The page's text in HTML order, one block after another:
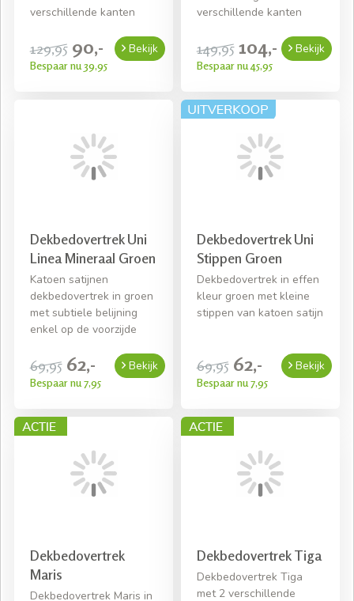
verschillende kanten
129,95 90,-
Bespaar nu 39,95
Bekijk
verschillende kanten
149,95 104,-
Bespaar nu 45,95
Bekijk
Dekbedovertrek Uni
Linea Mineraal Groen
Katoen satijnen
dekbedovertrek in groen
met subtiele belijning
enkel op de voorzijde
69,95 62,-
Bespaar nu 7,95
Bekijk
Dekbedovertrek Uni
Stippen Groen
Dekbedovertrek in effen
kleur groen met kleine
stippen van katoen satijn
69,95 62,-
Bespaar nu 7,95
Bekijk
Dekbedovertrek
Maris
Dekbedovertrek Maris in
Dekbedovertrek Tiga
Dekbedovertrek Tiga
met 2 verschillende